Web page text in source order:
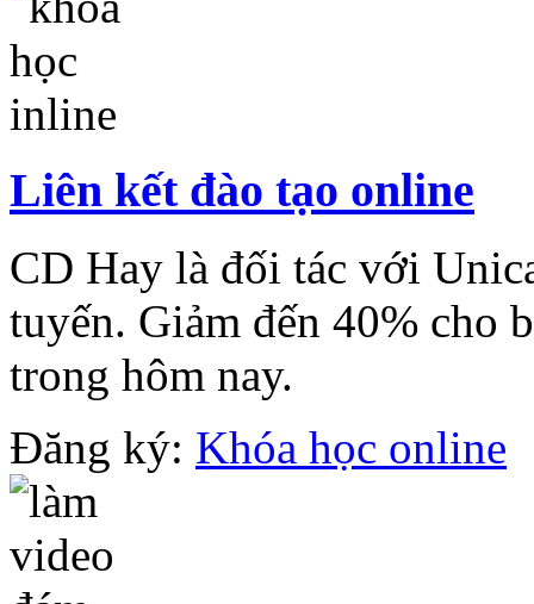
Liên kết đào tạo online
CD Hay là đối tác với
tuyến. Giảm đến 40% cho
trong hôm nay.
Đăng ký: Khóa học online